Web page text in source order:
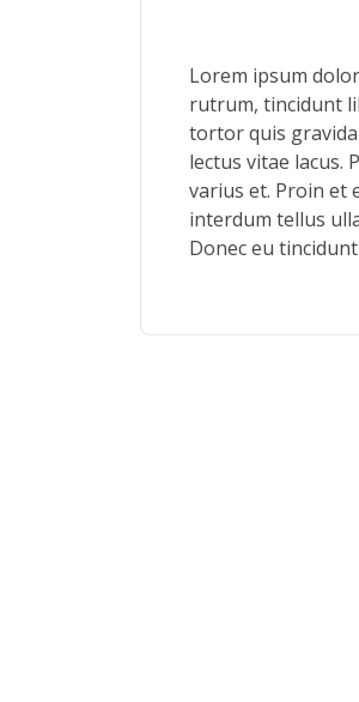
Lorem ipsum
rutrum, tincidunt
tortor quis
lectus vitae lacus.
varius et. Proin et
interdum tellus
Donec eu